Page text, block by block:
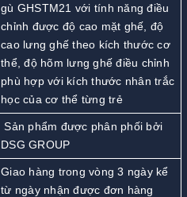
gù GHSTM21 với tính năng điều
chỉnh được độ cao mặt ghế, độ
cao lưng ghế theo kích thước cơ
thể, độ hõm lưng ghế điều chỉnh
phù hợp với kích thước nhân trắc
học của cơ thể từng trẻ
Sản phẩm được phân phối bởi
DSG GROUP
Giao hàng trong vòng 3 ngày kể
từ ngày nhận được đơn hàng